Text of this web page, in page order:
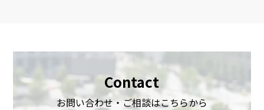
Contact
お問い合わせ・ご相談はこちらから